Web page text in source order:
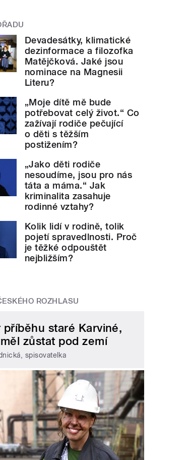
Devadesátky, klimatické
dezinformace a filozofka
Matějčková. Jaké jsou
nominace na Magnesii
Literu?
„Moje dítě mě bude
potřebovat celý život.“ Co
zažívají rodiče pečující
o děti s těžším
postižením?
„Jako děti rodiče
nesoudíme, jsou pro nás
táta a máma.“ Jak
kriminalita zasahuje
rodinné vztahy?
Kolik lidí v rodině, tolik
pojetí spravedlnosti. Proč
je těžké odpouštět
nejbližším?
ROZHLASU
příběhu staré Karviné,
zůstat pod zemí
spisovatelka